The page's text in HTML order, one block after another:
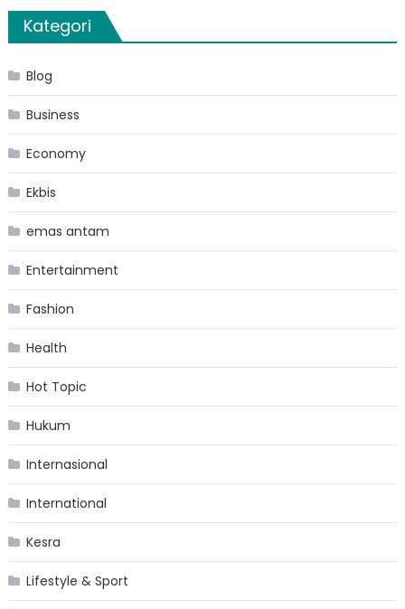
Kategori
Blog
Business
Economy
Ekbis
emas antam
Entertainment
Fashion
Health
Hot Topic
Hukum
Internasional
International
Kesra
Lifestyle & Sport